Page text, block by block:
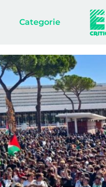
Categorie